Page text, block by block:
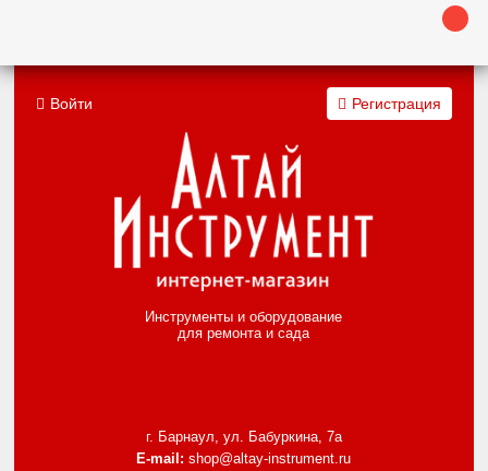
Инструменты и оборудование
для ремонта и сада
г. Барнаул, ул. Бабуркина, 7а
E-mail: shop@altay-instrument.ru
Войти Регистрация